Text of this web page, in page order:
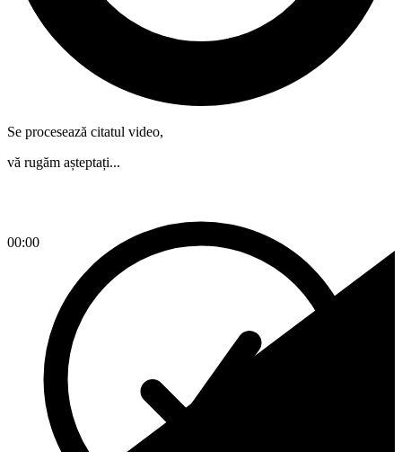
00:00
Se procesează citatul video,
vă rugăm așteptați...